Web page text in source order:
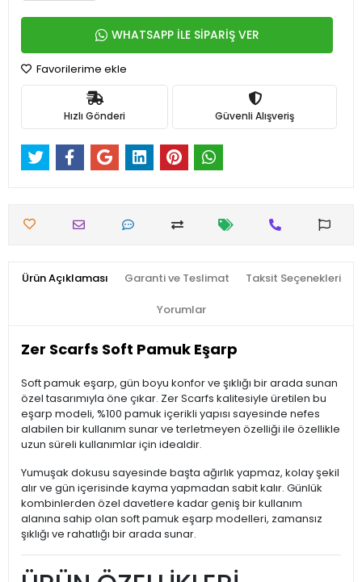
WHATSAPP İLE SİPARİŞ VER
Favorilerime ekle
Hızlı Gönderi Güvenli Alışveriş
Ürün Açıklaması Garanti ve Teslimat Taksit Seçenekleri
Yorumlar
Zer Scarfs Soft Pamuk Eşarp
Soft pamuk eşarp, gün boyu konfor ve şıklığı bir arada sunan
özel tasarımıyla öne çıkar. Zer Scarfs kalitesiyle üretilen bu
eşarp modeli, %100 pamuk içerikli yapısı sayesinde nefes
alabilen bir kullanım sunar ve terletmeyen özelliği ile özellikle
uzun süreli kullanımlar için idealdir.
Yumuşak dokusu sayesinde başta ağırlık yapmaz, kolay şekil
alır ve gün içerisinde kayma yapmadan sabit kalır. Günlük
kombinlerden özel davetlere kadar geniş bir kullanım
alanına sahip olan soft pamuk eşarp modelleri, zamansız
şıklığı ve rahatlığı bir arada sunar.